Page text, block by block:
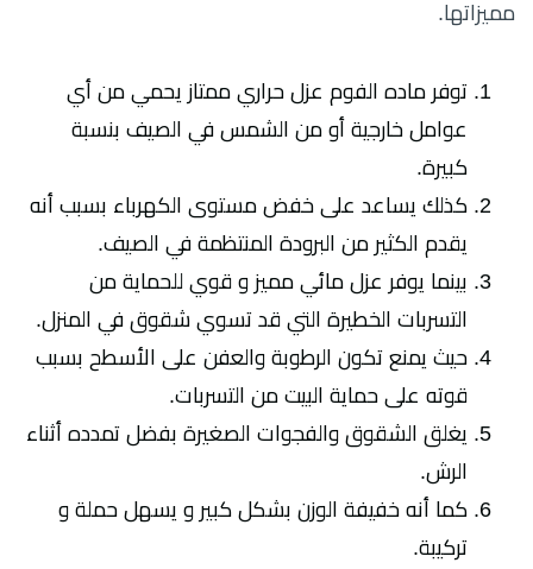
مميزاتها.
توفر ماده الفوم عزل حراري ممتاز يحمي من أي
عوامل خارجية أو من الشمس في الصيف بنسبة
كبيرة.
كذلك يساعد على خفض مستوى الكهرباء بسبب أنه
يقدم الكثير من البرودة المنتظمة في الصيف.
بينما يوفر عزل مائي مميز و قوي للحماية من
التسربات الخطيرة التي قد تسوي شقوق في المنزل.
حيث يمنع تكون الرطوبة والعفن على الأسطح بسبب
قوته على حماية البيت من التسربات.
يغلق الشقوق والفجوات الصغيرة بفضل تمدده أثناء
الرش.
كما أنه خفيفة الوزن بشكل كبير و يسهل حملة و
تركيبة.